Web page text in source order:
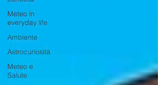
Meteo in
everyday life
Ambiente
Astrocuriosità
Meteo e
Salute